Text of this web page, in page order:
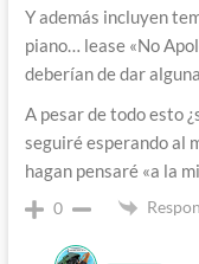
Y además incluyen
piano… lease «No
deberían de dar
A pesar de todo esto
seguiré esperando al
hagan pensaré «a la
0